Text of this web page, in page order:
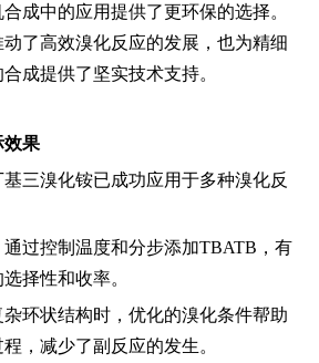
成中的应用提供了更环保的选择。
了高效溴化反应的发展，也为精细
成提供了坚实技术支持。
效果
三溴化铵已成功应用于多种溴化反
过控制温度和分步添加TBATB，有
择性和收率。
环状结构时，优化的溴化条件帮助
，减少了副反应的发生。